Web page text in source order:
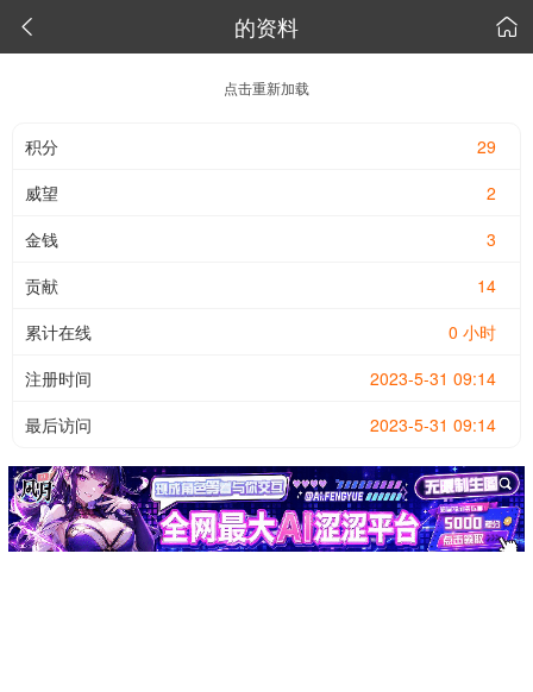
 的资料 
点击重新加载
29
积分
2
威望
3
金钱
14
贡献
0 小时
累计在线
2023-5-31 09:14
注册时间
2023-5-31 09:14
最后访问